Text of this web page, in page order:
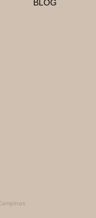
BLOG